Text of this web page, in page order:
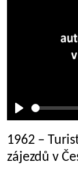
Přehrát
1962 –
zájezdů v